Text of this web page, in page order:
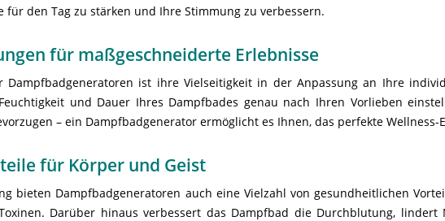
für den Tag zu stärken und Ihre Stimmung zu verbessern.
für maßgeschneiderte Erlebnisse
Dampfbadgeneratoren ist ihre Vielseitigkeit in der Anpassung an Ihre
und Dauer Ihres Dampfbades genau nach Ihren Vorlieben
– ein Dampfbadgenerator ermöglicht es Ihnen, das perfekte Wellness-
für Körper und Geist
bieten Dampfbadgeneratoren auch eine Vielzahl von gesundheitlichen
Darüber hinaus verbessert das Dampfbad die Durchblutung, lindert